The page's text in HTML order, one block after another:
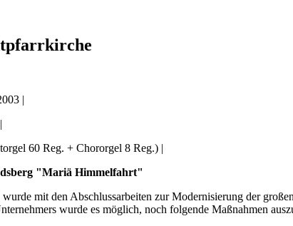
|
60 Reg. + Chororgel 8 Reg.) |
"Mariä Himmelfahrt"
mit den Abschlussarbeiten zur Modernisierung der
wurde es möglich, noch folgende Maßnahmen